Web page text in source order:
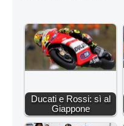
Ducati e Rossi: sì al
Giappone